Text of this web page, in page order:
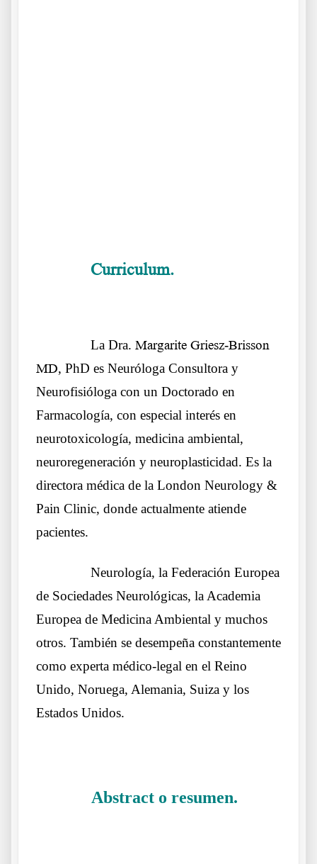
Curriculum.
La Dra. Margarite Griesz-Brisson
MD, PhD es Neuróloga Consultora y
Neurofisióloga con un Doctorado en
Farmacología, con especial interés en
neurotoxicología, medicina ambiental,
neuroregeneración y neuroplasticidad. Es la
directora médica de la London Neurology &
Pain Clinic, donde actualmente atiende
pacientes.
Neurología, la Federación Europea
de Sociedades Neurológicas, la Academia
Europea de Medicina Ambiental y muchos
otros. También se desempeña constantemente
como experta médico-legal en el Reino
Unido, Noruega, Alemania, Suiza y los
Estados Unidos.
Abstract o resumen.